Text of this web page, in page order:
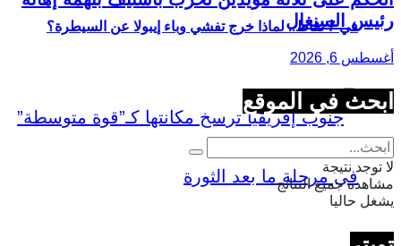
في 7 نقاط.. لماذا خرج تفشي وباء إيبولا عن السيطرة؟
رئيس السنغال
أغسطس 6, 2026
ابحث في الموقع
لا توجد نتيجة
مشاهدة جميع النتائج
يشغل حاليا